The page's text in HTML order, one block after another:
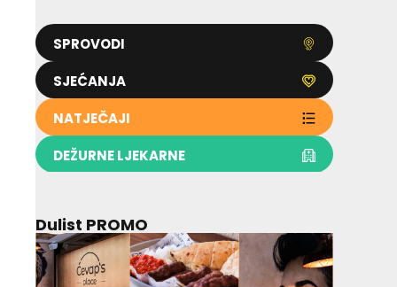
SPROVODI
SJEĆANJA
NATJEČAJI
DEŽURNE LJEKARNE
Dulist PROMO